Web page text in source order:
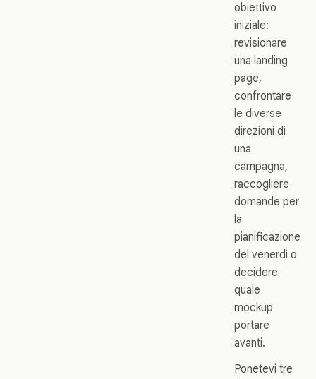
obiettivo
iniziale:
revisionare
una landing
page,
confrontare
le diverse
direzioni di
una
campagna,
raccogliere
domande per
la
pianificazione
del venerdì o
decidere
quale
mockup
portare
avanti.
Ponetevi tre